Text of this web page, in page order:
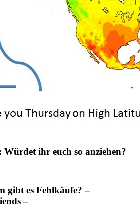
Würdet ihr euch so anziehen?
gibt es Fehlkäufe? –
–